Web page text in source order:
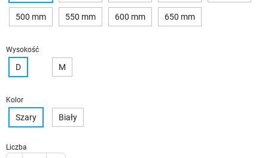
500 mm 550 mm 600 mm 650 mm
Wysokość
D M
Kolor
Szary Biały
Liczba